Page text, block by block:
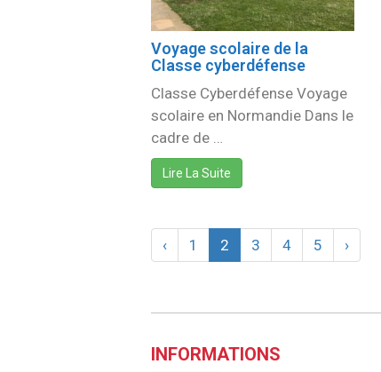
Voyage scolaire de la
Classe cyberdéfense
Classe Cyberdéfense Voyage
scolaire en Normandie Dans le
cadre de …
Lire La Suite
‹ 1 2 3 4 5 ›
INFORMATIONS